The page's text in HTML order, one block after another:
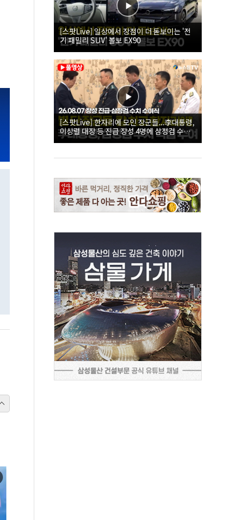
[스팟Live] 일상에서 장점이 더 돋보이는 '전
기 패밀리 SUV' 볼보 EX90
[스팟Live] 한자리에 모인 장군들...李대통령,
이상렬 대장 등 진급 장성 4명에 삼정검 수치
직접 수여｜26.08.07 장성 진급·삼정검 수치